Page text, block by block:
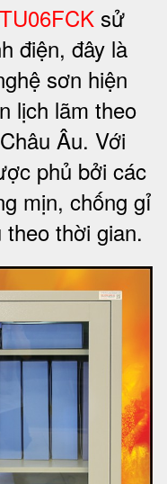
sử
điện, đây là
sơn hiện
lịch lãm theo
Âu. Với
phủ bởi các
mịn, chống gỉ
thời gian.